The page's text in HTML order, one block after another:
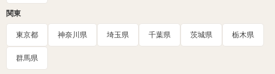
関東
東京都 神奈川県 埼玉県 千葉県 茨城県 栃木県
群馬県